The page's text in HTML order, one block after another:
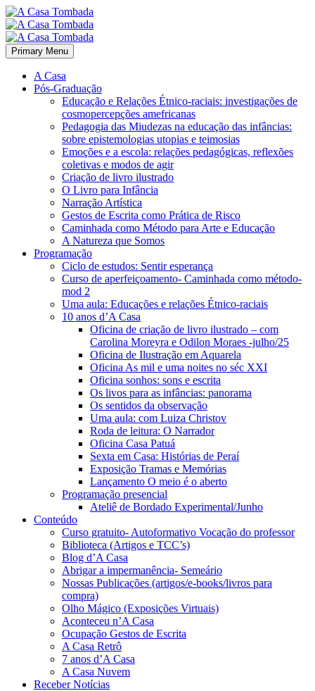
Primary Menu
A Casa
Pós-Graduação
Educação e Relações Étnico-raciais: investigações de
cosmopercepções amefricanas
Pedagogia das Miudezas na educação das infâncias:
sobre epistemologias utopias e teimosias
Emoções e a escola: relações pedagógicas, reflexões
coletivas e modos de agir
Criação de livro ilustrado
O Livro para Infância
Narração Artística
Gestos de Escrita como Prática de Risco
Caminhada como Método para Arte e Educação
A Natureza que Somos
Programação
Ciclo de estudos: Sentir esperança
Curso de aperfeiçoamento- Caminhada como método-
mod 2
Uma aula: Educações e relações Étnico-raciais
10 anos d’A Casa
Oficina de criação de livro ilustrado – com
Carolina Moreyra e Odilon Moraes -julho/25
Oficina de Ilustração em Aquarela
Oficina As mil e uma noites no séc XXI
Oficina sonhos: sons e escrita
Os livos para as infâncias: panorama
Os sentidos da observação
Uma aula: com Luiza Christov
Roda de leitura: O Narrador
Oficina Casa Patuá
Sexta em Casa: Histórias de Peraí
Exposição Tramas e Memórias
Lançamento O meio é o aberto
Programação presencial
Ateliê de Bordado Experimental/Junho
Conteúdo
Curso gratuito- Autoformativo Vocação do professor
Biblioteca (Artigos e TCC’s)
Blog d’A Casa
Abrigar a impermanência- Semeário
Nossas Publicações (artigos/e-books/livros para
compra)
Olho Mágico (Exposições Virtuais)
Aconteceu n’A Casa
Ocupação Gestos de Escrita
A Casa Retrô
7 anos d’A Casa
A Casa Nuvem
Receber Notícias